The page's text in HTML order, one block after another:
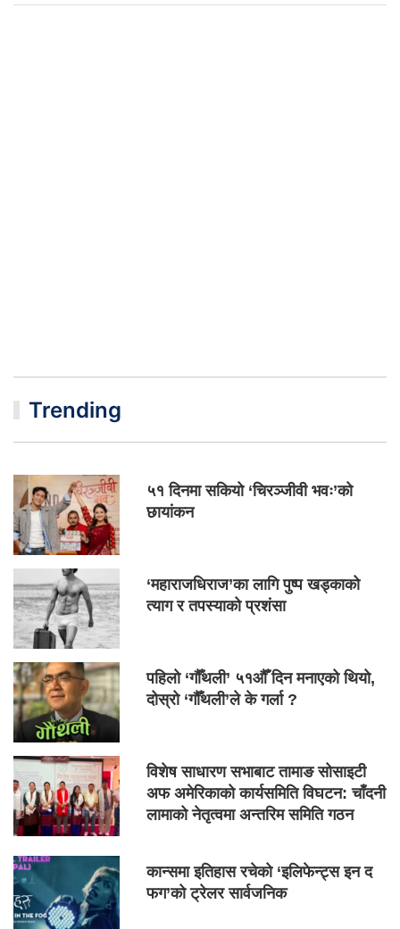
Trending
५१ दिनमा सकियो ‘चिरञ्जीवी भवः’को
छायांकन
‘महाराजधिराज’का लागि पुष्प खड्काको
त्याग र तपस्याको प्रशंसा
पहिलो ‘गौँथली’ ५१औँ दिन मनाएको थियो,
दोस्रो ‘गौँथली’ले के गर्ला ?
विशेष साधारण सभाबाट तामाङ सोसाइटी
अफ अमेरिकाको कार्यसमिति विघटन: चाँदनी
लामाको नेतृत्वमा अन्तरिम समिति गठन
कान्समा इतिहास रचेको ‘इलिफेन्ट्स इन द
फग’को ट्रेलर सार्वजनिक